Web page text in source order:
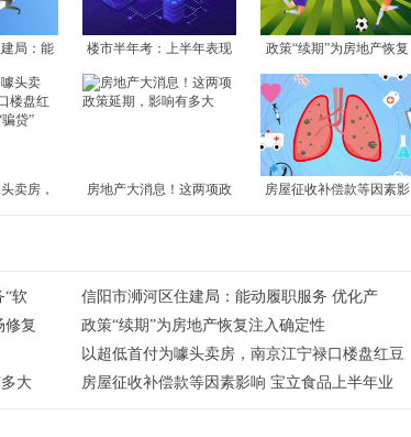
局：能
业营商
楼市半年考：上半年表现
平淡 下半年市场修复或仍
有
政策“续期”为房地产恢复
注入确定性
卖房，
房地产大消息！这两项政
房屋征收补偿款等因素影
“软
​信阳市浉河区住建局：能动履职服务 优化产
修复
政策“续期”为房地产恢复注入确定性
以超低首付为噱头卖房，南京江宁禄口楼盘红豆
大
房屋征收补偿款等因素影响 宝立食品上半年业